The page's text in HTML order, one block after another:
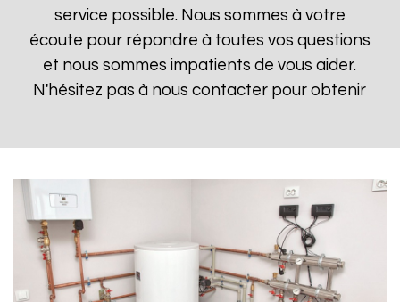
service possible. Nous sommes à votre
écoute pour répondre à toutes vos questions
et nous sommes impatients de vous aider.
N'hésitez pas à nous contacter pour obtenir